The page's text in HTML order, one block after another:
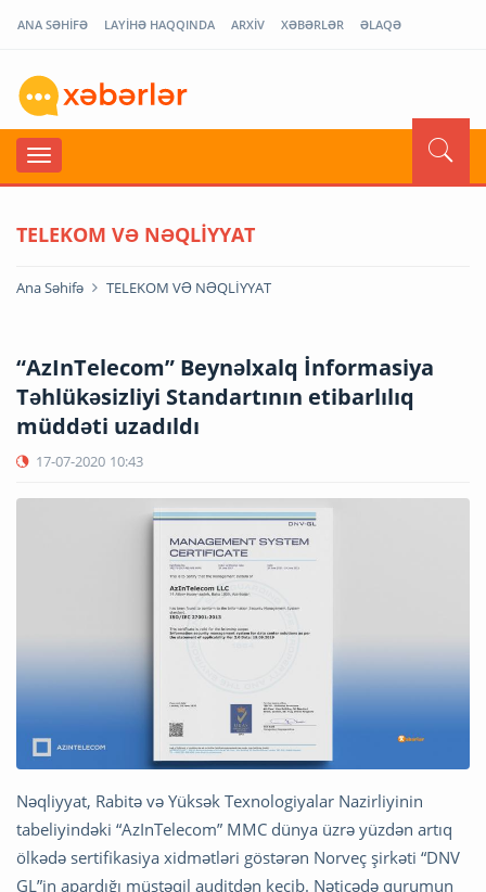
ANA SƏHİFƏ LAYİHƏ HAQQINDA ARXİV XƏBƏRLƏR ƏLAQƏ
TELEKOM VƏ NƏQLİYYAT
Ana Səhifə TELEKOM VƏ NƏQLİYYAT
“AzInTelecom” Beynəlxalq İnformasiya
Təhlükəsizliyi Standartının etibarlılıq
müddəti uzadıldı
17-07-2020 10:43
Nəqliyyat, Rabitə və Yüksək Texnologiyalar Nazirliyinin
tabeliyindəki “AzInTelecom” MMC dünya üzrə yüzdən artıq
ölkədə sertifikasiya xidmətləri göstərən Norveç şirkəti “DNV
GL”in apardığı müstəqil auditdən keçib. Nəticədə qurumun